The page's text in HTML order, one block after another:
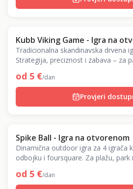
Kubb Viking Game - Igra na
Tradicionalna skandinavska drvena
Strategija, preciznost i zabava – za
od 5 €/dan
Provjeri
Spike Ball - Igra na otvorenom
Dinamična outdoor igra za 4 igrača
odbojku i foursquare. Za plažu, park
od 5 €/dan